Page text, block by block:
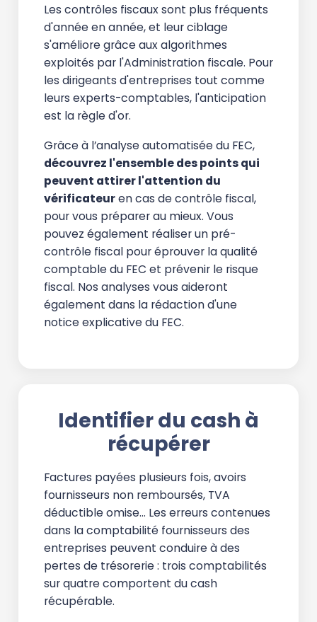
Les contrôles fiscaux sont plus fréquents
d'année en année, et leur ciblage
s'améliore grâce aux algorithmes
exploités par l'Administration fiscale. Pour
les dirigeants d'entreprises tout comme
leurs experts-comptables, l'anticipation
est la règle d'or.
Grâce à l’analyse automatisée du FEC,
découvrez l'ensemble des points qui
peuvent attirer l'attention du
vérificateuren cas de contrôle fiscal,
pour vous préparer au mieux. Vous
pouvez également réaliser un pré-
contrôle fiscal pour éprouver la qualité
comptable du FEC et prévenir le risque
fiscal. Nos analyses vous aideront
également dans la rédaction d'une
notice explicative du FEC.
Identifier du cash à
récupérer
Factures payées plusieurs fois, avoirs
fournisseurs non remboursés, TVA
déductible omise… Les erreurs contenues
dans la comptabilité fournisseurs des
entreprises peuvent conduire à des
pertes de trésorerie : trois comptabilités
sur quatre comportent du cash
récupérable.